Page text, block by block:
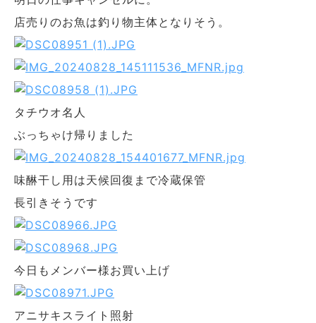
店売りのお魚は釣り物主体となりそう。
タチウオ名人
ぶっちゃけ帰りました
味醂干し用は天候回復まで冷蔵保管
長引きそうです
今日もメンバー様お買い上げ
アニサキスライト照射